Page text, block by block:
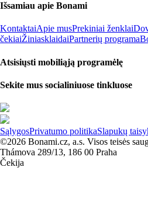
Išsamiau apie Bonami
KontaktaiApie musPrekiniai ženklai
čekiaiŽiniasklaidaiPartnerių programa
Atsisiųsti mobiliąją programėlę
Sekite mus socialiniuose tinkluose
SąlygosPrivatumo politikaSlapukų
©2026 Bonami.cz, a.s. Visos teisės
Thámova 289/13, 186 00 Praha
Čekija